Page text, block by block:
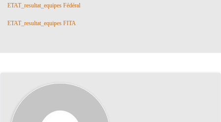
ETAT_resultat_equipes Fédéral
ETAT_resultat_equipes FITA